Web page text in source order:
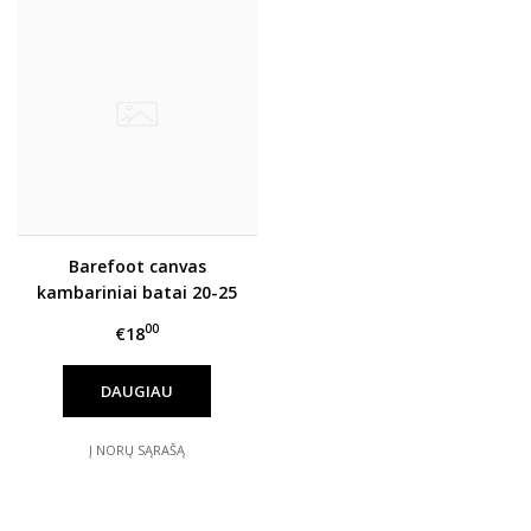
Barefoot canvas
kambariniai batai 20-25
€1800
DAUGIAU
Į NORŲ SĄRAŠĄ